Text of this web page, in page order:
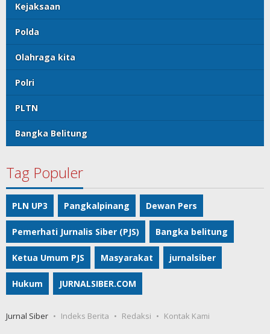
Kejaksaan
Polda
Olahraga kita
Polri
PLTN
Bangka Belitung
Tag Populer
PLN UP3 Pangkalpinang Dewan Pers
Pemerhati Jurnalis Siber (PJS) Bangka belitung
Ketua Umum PJS Masyarakat jurnalsiber
Hukum JURNALSIBER.COM
Jurnal Siber Indeks Berita Redaksi Kontak Kami